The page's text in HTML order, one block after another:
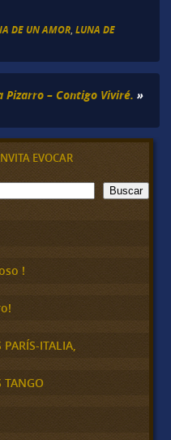
DE UN AMOR, LUNA DE
Pizarro – Contigo Viviré. »
EVOCAR
Buscar
!
PARÍS-ITALIA,
TANGO